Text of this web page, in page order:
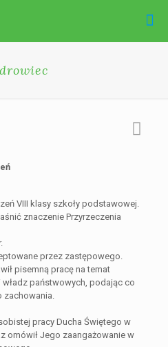
VIII klasy szkoły podstawowej.
znaczenie Przyrzeczenia
przez zastępowego.
pisemną pracę na temat
państwowych, podając co
zachowania.
pracy Ducha Świętego w
omówił Jego zaangażowanie w